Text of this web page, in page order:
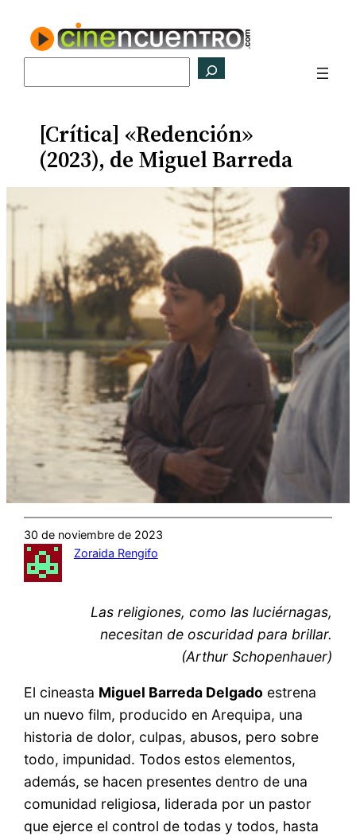
contenido
[Crítica] «Redención»
(2023), de Miguel Barreda
30 de noviembre de 2023
Zoraida Rengifo
Las religiones, como las luciérnagas,
necesitan de oscuridad para brillar.
(Arthur Schopenhauer)
El cineasta Miguel Barreda Delgado estrena
un nuevo film, producido en Arequipa, una
historia de dolor, culpas, abusos, pero sobre
todo, impunidad. Todos estos elementos,
además, se hacen presentes dentro de una
comunidad religiosa, liderada por un pastor
que ejerce el control de todas y todos, hasta